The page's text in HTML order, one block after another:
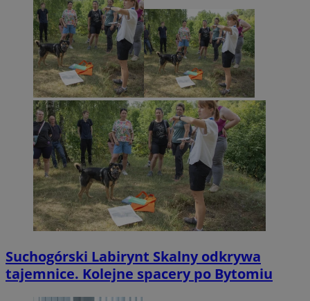
Suchogórski Labirynt Skalny odkrywa
tajemnice. Kolejne spacery po Bytomiu